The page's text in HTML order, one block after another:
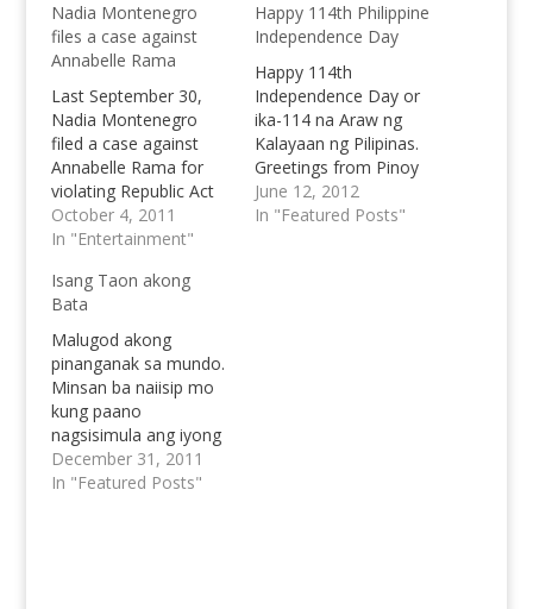
Nadia Montenegro
files a case against
Annabelle Rama
Last September 30,
Nadia Montenegro
filed a case against
Annabelle Rama for
violating Republic Act
No. 7610 or the Anti-
Child Abuse Act.
defamation was also
lodged by Montenegro
against Rama for
allegedly circulating
rumors about her two
daughters, Anykka
Allandra Pla Asistio
(15) and Alyana
Alissandra Pla…
October 4, 2011
In "Entertainment"
Happy 114th Philippine
Independence Day
Happy 114th
Independence Day or
ika-114 na Araw ng
Kalayaan ng Pilipinas.
Greetings from Pinoy
Teens!
June 12, 2012
In "Featured Posts"
Isang Taon akong
Bata
Malugod akong
pinanganak sa mundo.
Minsan ba naiisip mo
kung paano
nagsisimula ang iyong
panaginip? Ang hirap
mamalayan na walang
December 31, 2011
In "Featured Posts"